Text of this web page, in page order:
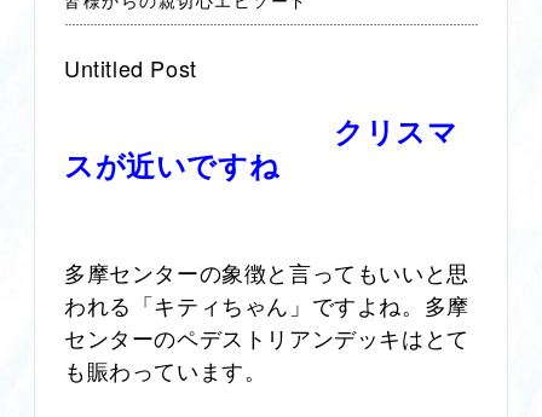
Untitled Post
クリスマ
スが近いですね
多摩センターの象徴と言ってもいいと思
われる「キティちゃん」ですよね。多摩
センターのペデストリアンデッキはとて
も賑わっています。